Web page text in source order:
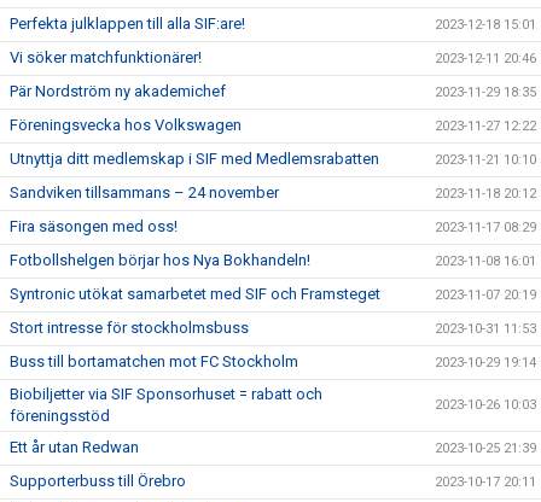
Perfekta julklappen till alla SIF:are! 2023-12-18 15:01
Vi söker matchfunktionärer! 2023-12-11 20:46
Pär Nordström ny akademichef 2023-11-29 18:35
Föreningsvecka hos Volkswagen 2023-11-27 12:22
Utnyttja ditt medlemskap i SIF med Medlemsrabatten 2023-11-21 10:10
Sandviken tillsammans – 24 november 2023-11-18 20:12
Fira säsongen med oss! 2023-11-17 08:29
Fotbollshelgen börjar hos Nya Bokhandeln! 2023-11-08 16:01
Syntronic utökat samarbetet med SIF och Framsteget 2023-11-07 20:19
Stort intresse för stockholmsbuss 2023-10-31 11:53
Buss till bortamatchen mot FC Stockholm 2023-10-29 19:14
Biobiljetter via SIF Sponsorhuset = rabatt och
föreningsstöd
2023-10-26 10:03
Ett år utan Redwan 2023-10-25 21:39
Supporterbuss till Örebro 2023-10-17 20:11